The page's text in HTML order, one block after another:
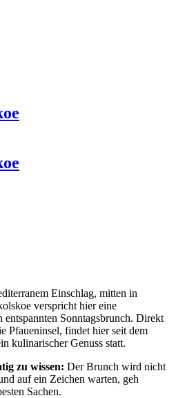
Einschlag, mitten in
verspricht hier eine
entspannten Sonntagsbrunch. Direkt
Pfaueninsel, findet hier seit dem
kulinarischer Genuss statt.
zu wissen: Der Brunch wird nicht
auf ein Zeichen warten, geh
Sachen.